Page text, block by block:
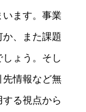
ます。事業
、また課題
ょう。そし
先情報など無
る視点から